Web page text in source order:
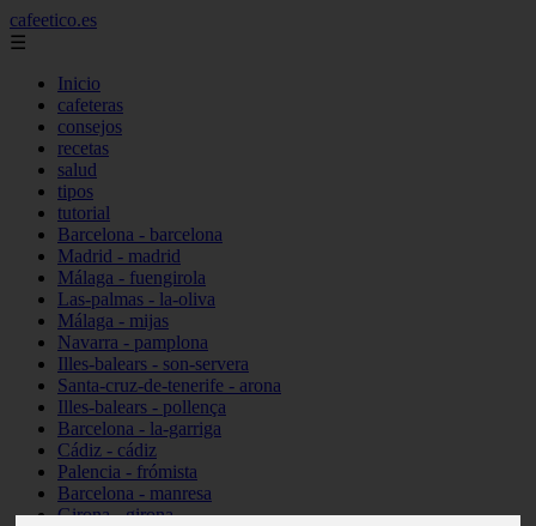
cafeetico.es
☰
Inicio
cafeteras
consejos
recetas
salud
tipos
tutorial
Barcelona - barcelona
Madrid - madrid
Málaga - fuengirola
Las-palmas - la-oliva
Málaga - mijas
Navarra - pamplona
Illes-balears - son-servera
Santa-cruz-de-tenerife - arona
Illes-balears - pollença
Barcelona - la-garriga
Cádiz - cádiz
Palencia - frómista
Barcelona - manresa
Girona - girona